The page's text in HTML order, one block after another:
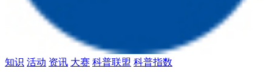
知识 活动 资讯 大赛 科普联盟 科普指数